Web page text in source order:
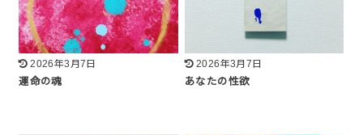
2026年3月7日
運命の魂
2026年3月7日
あなたの性欲